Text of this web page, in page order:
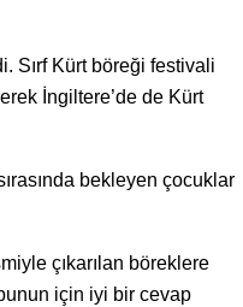
Sırf Kürt böreği festivali
İngiltere’de de Kürt
bekleyen çocuklar
çıkarılan böreklere
için iyi bir cevap